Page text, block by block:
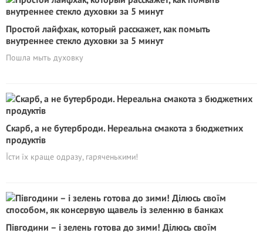
Простой лайфхак, который расскажет, как помыть
внутреннее стекло духовки за 5 минут
Пошла мыть духовку
Скарб, а не бутерброди. Нереальна смакота з бюджетних
продуктів
Їсти їх краще одразу, гаряченькими!
Півгодини – і зелень готова до зими! Ділюсь своїм